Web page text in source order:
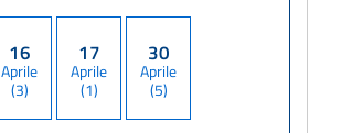
16
Aprile
(3)
17
Aprile
(1)
30
Aprile
(5)